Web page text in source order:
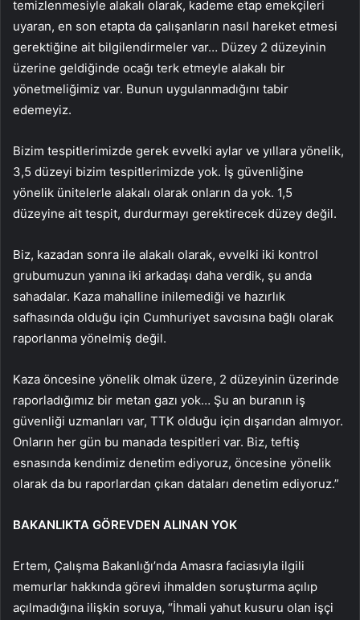
temizlenmesiyle alakalı olarak, kademe etap emekçileri
uyaran, en son etapta da çalışanların nasıl hareket etmesi
gerektiğine ait bilgilendirmeler var… Düzey 2 düzeyinin
üzerine geldiğinde ocağı terk etmeyle alakalı bir
yönetmeliğimiz var. Bunun uygulanmadığını tabir
edemeyiz.
Bizim tespitlerimizde gerek evvelki aylar ve yıllara yönelik,
3,5 düzeyi bizim tespitlerimizde yok. İş güvenliğine
yönelik ünitelerle alakalı olarak onların da yok. 1,5
düzeyine ait tespit, durdurmayı gerektirecek düzey değil.
Biz, kazadan sonra ile alakalı olarak, evvelki iki kontrol
grubumuzun yanına iki arkadaşı daha verdik, şu anda
sahadalar. Kaza mahalline inilemediği ve hazırlık
safhasında olduğu için Cumhuriyet savcısına bağlı olarak
raporlanma yönelmiş değil.
Kaza öncesine yönelik olmak üzere, 2 düzeyinin üzerinde
raporladığımız bir metan gazı yok… Şu an buranın iş
güvenliği uzmanları var, TTK olduğu için dışarıdan almıyor.
Onların her gün bu manada tespitleri var. Biz, teftiş
esnasında kendimiz denetim ediyoruz, öncesine yönelik
olarak da bu raporlardan çıkan dataları denetim ediyoruz.”
BAKANLIKTA GÖREVDEN ALINAN YOK
Ertem, Çalışma Bakanlığı’nda Amasra faciasıyla ilgili
memurlar hakkında görevi ihmalden soruşturma açılıp
açılmadığına ilişkin soruya, “İhmali yahut kusuru olan işçi